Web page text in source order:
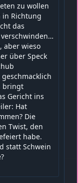
zu wollen
in Richtung
das
aber wieso
über Speck
bringt
Gericht ins
Hat
Die
Twist, den
habe.
statt Schwein